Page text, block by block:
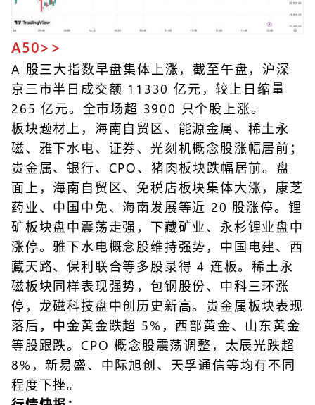
A50>>
A 股三大指数早盘集体上涨，截至午盘，沪深
京三市半日成交额 11330 亿元，较上日缩量
265 亿元。全市场超 3900 只个股上涨。
板块题材上，海南自贸区、能源金属、稀土永
磁、雅下水电、证券、光刻机概念股涨幅居前；
贵金属、银行、CPO、猪肉板块跌幅居前。盘
面上，海南自贸区、免税店板块集体大涨，康芝
药业、中国中免、海南发展等近 20 股涨停。锂
矿板块盘中震荡走强，下藏矿业、永杉锂业盘中
涨停。雅下水电概念股维持强势，中国电建、西
藏天路、保利联合等多股录得 4 连板。稀土永
磁板块同样表现强势，包钢股份、中科三环涨
停，龙磁科技盘中创历史新高。贵金属板块表现
落后，中金黄金跌超 5%，西部黄金、山东黄金
等股跟跌。CPO 概念股震荡调整，太辰光跌超
8%，新易盛、中际旭创、天孚通信等均有不同
程度下挫。